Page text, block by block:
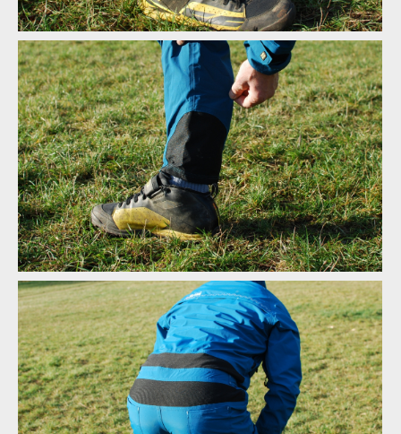
Test: kombinéza Dirtlej Dirtsuit core edition - a neřešíš špatné
počasí
Test: kombinéza Dirtlej Dirtsuit core edition - a neřešíš špatné
počasí
Test: kombinéza Dirtlej Dirtsuit core edition - a neřešíš špatné
počasí
Test: kombinéza Dirtlej Dirtsuit core edition - a neřešíš špatné
počasí
Test: kombinéza Dirtlej Dirtsuit core edition - a neřešíš špatné
počasí
Test: kombinéza Dirtlej Dirtsuit core edition - a neřešíš špatné
počasí
Test: kombinéza Dirtlej Dirtsuit core edition - a neřešíš špatné
počasí
Test: kombinéza Dirtlej Dirtsuit core edition - a neřešíš špatné
počasí
Test: kombinéza Dirtlej Dirtsuit core edition - a neřešíš špatné
Test: kombinéza Dirtlej Dirtsuit core edition - a neřešíš špatné
počasí
Test: kombinéza Dirtlej Dirtsuit core edition - a neřešíš špatné
počasí